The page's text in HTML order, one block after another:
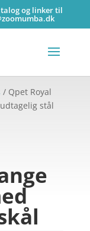
og linker til
/ Qpet Royal
stål